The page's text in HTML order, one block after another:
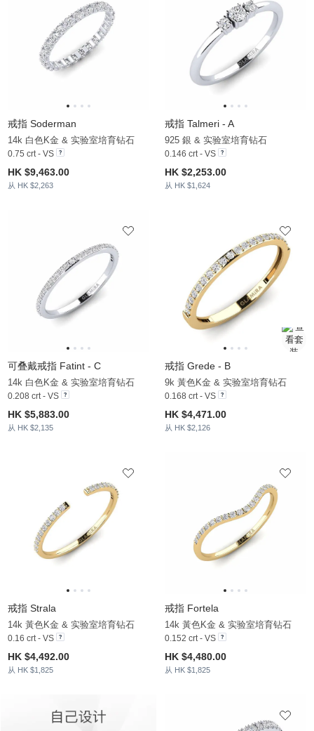
戒指 Soderman
14k 白色K金 & 实验室培育钻石
0.75 crt - VS
HK $9,463.00
从 HK $2,263
戒指 Talmeri - A
925 銀 & 实验室培育钻石
0.146 crt - VS
HK $2,253.00
从 HK $1,624
可叠戴戒指 Fatint - C
14k 白色K金 & 实验室培育钻石
0.208 crt - VS
HK $5,883.00
从 HK $2,135
戒指 Grede - B
9k 黃色K金 & 实验室培育钻石
0.168 crt - VS
HK $4,471.00
从 HK $2,126
戒指 Strala
14k 黃色K金 & 实验室培育钻石
0.16 crt - VS
HK $4,492.00
从 HK $1,825
戒指 Fortela
14k 黃色K金 & 实验室培育钻石
0.152 crt - VS
HK $4,480.00
从 HK $1,825